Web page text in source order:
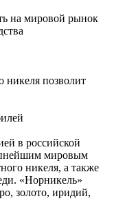
на мировой рынок
никеля позволит
в российской
мировым
никеля, а также
«Норникель»
золото, иридий,